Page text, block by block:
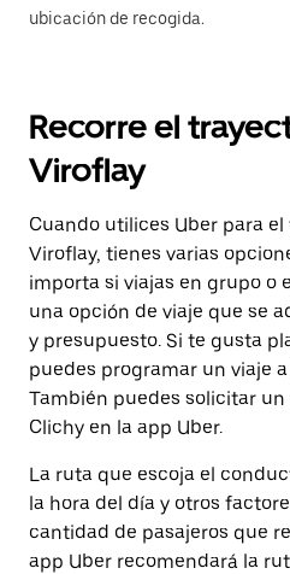
ubicación de recogida.
Recorre el
Viroflay
Cuando utilices Uber para
Viroflay, tienes varias
importa si viajas en grupo o
una opción de viaje que se
y presupuesto. Si te gusta
puedes programar un viaje
También puedes solicitar
Clichy en la app Uber.
La ruta que escoja el
la hora del día y otros
cantidad de pasajeros que
app Uber recomendará la